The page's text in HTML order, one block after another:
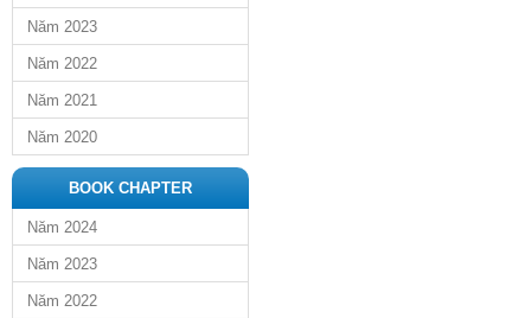
Năm 2023
Năm 2022
Năm 2021
Năm 2020
BOOK CHAPTER
Năm 2024
Năm 2023
Năm 2022